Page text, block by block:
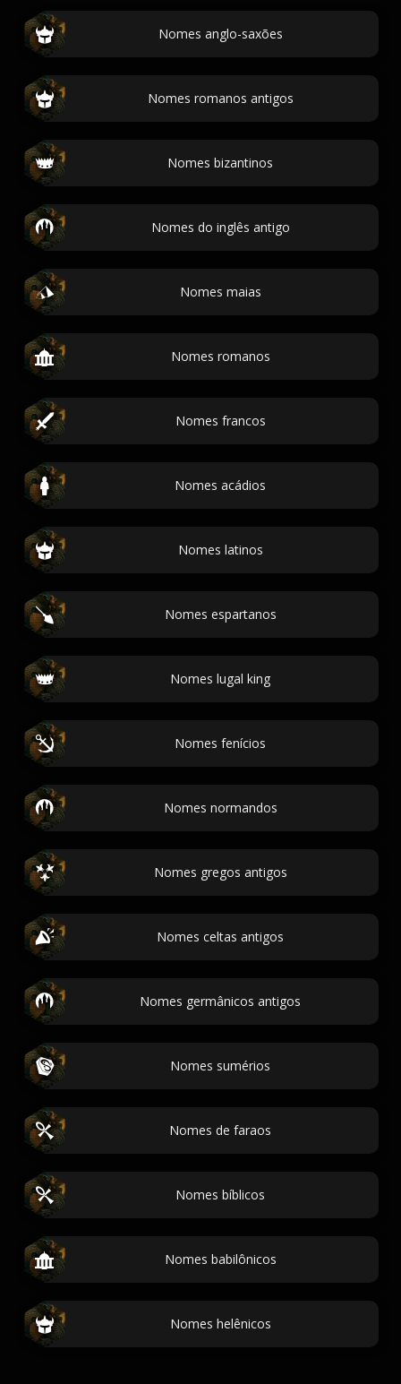
Nomes anglo-saxões
Nomes romanos antigos
Nomes bizantinos
Nomes do inglês antigo
Nomes maias
Nomes romanos
Nomes francos
Nomes acádios
Nomes latinos
Nomes espartanos
Nomes lugal king
Nomes fenícios
Nomes normandos
Nomes gregos antigos
Nomes celtas antigos
Nomes germânicos antigos
Nomes sumérios
Nomes de faraos
Nomes bíblicos
Nomes babilônicos
Nomes helênicos